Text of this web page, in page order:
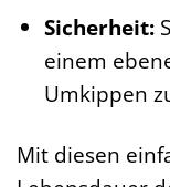
Sicherheit:
einem
Umkippen
Mit diesen